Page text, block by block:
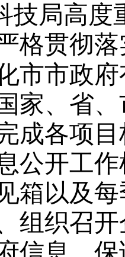
技局高度
格贯彻
市市政
家、省
成各项
公开工
箱以及
组织召